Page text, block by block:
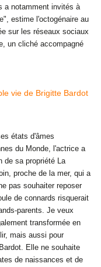
a notamment invités à
estime l'octogénaire au
sur les réseaux sociaux
un cliché accompagné
états d'âmes
du Monde, l'actrice a
de sa propriété La
proche de la mer, qui a
pas souhaiter reposer
de connards risquerait
parents. Je veux
transformée en
mais aussi pour
Elle ne souhaite
de naissances et de